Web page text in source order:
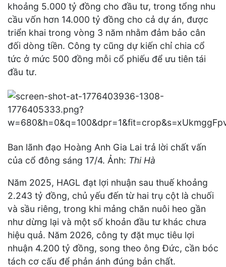
khoảng 5.000 tỷ đồng cho đầu tư, trong tổng nhu
cầu vốn hơn 14.000 tỷ đồng cho cả dự án, được
triển khai trong vòng 3 năm nhằm đảm bảo cân
đối dòng tiền. Công ty cũng dự kiến chỉ chia cổ
tức ở mức 500 đồng mỗi cổ phiếu để ưu tiên tái
đầu tư.
Ban lãnh đạo Hoàng Anh Gia Lai trả lời chất vấn
của cổ đông sáng 17/4. Ảnh: Thi Hà
Năm 2025, HAGL đạt lợi nhuận sau thuế khoảng
2.243 tỷ đồng, chủ yếu đến từ hai trụ cột là chuối
và sầu riêng, trong khi mảng chăn nuôi heo gần
như dừng lại và một số khoản đầu tư khác chưa
hiệu quả. Năm 2026, công ty đặt mục tiêu lợi
nhuận 4.200 tỷ đồng, song theo ông Đức, cần bóc
tách cơ cấu để phản ánh đúng bản chất.